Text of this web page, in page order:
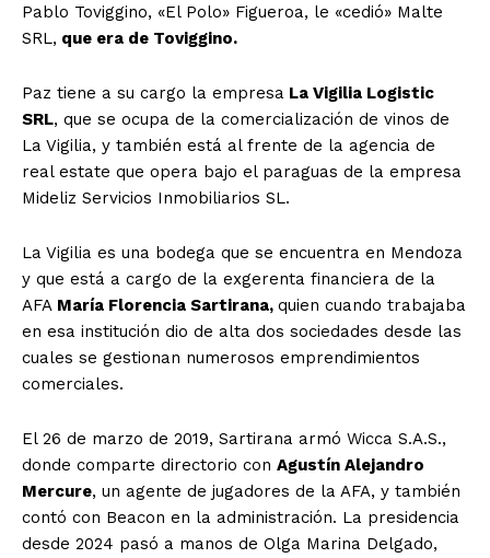
Pablo Toviggino, «El Polo» Figueroa, le «cedió» Malte
SRL, que era de Toviggino.
Paz tiene a su cargo la empresa La Vigilia Logistic
SRL, que se ocupa de la comercialización de vinos de
La Vigilia, y también está al frente de la agencia de
real estate que opera bajo el paraguas de la empresa
Mideliz Servicios Inmobiliarios SL.
La Vigilia es una bodega que se encuentra en Mendoza
y que está a cargo de la exgerenta financiera de la
AFA María Florencia Sartirana, quien cuando trabajaba
en esa institución dio de alta dos sociedades desde las
cuales se gestionan numerosos emprendimientos
comerciales.
El 26 de marzo de 2019, Sartirana armó Wicca S.A.S.,
donde comparte directorio con Agustín Alejandro
Mercure, un agente de jugadores de la AFA, y también
contó con Beacon en la administración. La presidencia
desde 2024 pasó a manos de Olga Marina Delgado,